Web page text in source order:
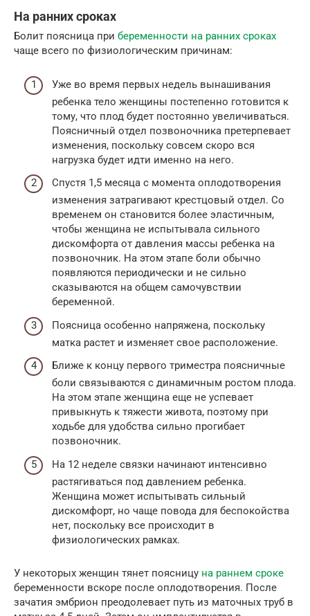
На ранних сроках
Болит поясница при беременности на ранних сроках
чаще всего по физиологическим причинам:
Уже во время первых недель вынашивания
ребенка тело женщины постепенно готовится к
тому, что плод будет постоянно увеличиваться.
Поясничный отдел позвоночника претерпевает
изменения, поскольку совсем скоро вся
нагрузка будет идти именно на него.
Спустя 1,5 месяца с момента оплодотворения
изменения затрагивают крестцовый отдел. Со
временем он становится более эластичным,
чтобы женщина не испытывала сильного
дискомфорта от давления массы ребенка на
позвоночник. На этом этапе боли обычно
появляются периодически и не сильно
сказываются на общем самочувствии
беременной.
Поясница особенно напряжена, поскольку
матка растет и изменяет свое расположение.
Ближе к концу первого триместра поясничные
боли связываются с динамичным ростом плода.
На этом этапе женщина еще не успевает
привыкнуть к тяжести живота, поэтому при
ходьбе для удобства сильно прогибает
позвоночник.
На 12 неделе связки начинают интенсивно
растягиваться под давлением ребенка.
Женщина может испытывать сильный
дискомфорт, но чаще повода для беспокойства
нет, поскольку все происходит в
физиологических рамках.
У некоторых женщин тянет поясницу на раннем сроке
беременности вскоре после оплодотворения. После
зачатия эмбрион преодолевает путь из маточных труб в